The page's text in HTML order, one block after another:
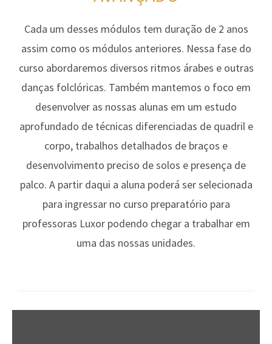
Cada um desses módulos tem duração de 2 anos
assim como os módulos anteriores. Nessa fase do
curso abordaremos diversos ritmos árabes e outras
danças folclóricas. Também mantemos o foco em
desenvolver as nossas alunas em um estudo
aprofundado de técnicas diferenciadas de quadril e
corpo, trabalhos detalhados de braços e
desenvolvimento preciso de solos e presença de
palco. A partir daqui a aluna poderá ser selecionada
para ingressar no curso preparatório para
professoras Luxor podendo chegar a trabalhar em
uma das nossas unidades.